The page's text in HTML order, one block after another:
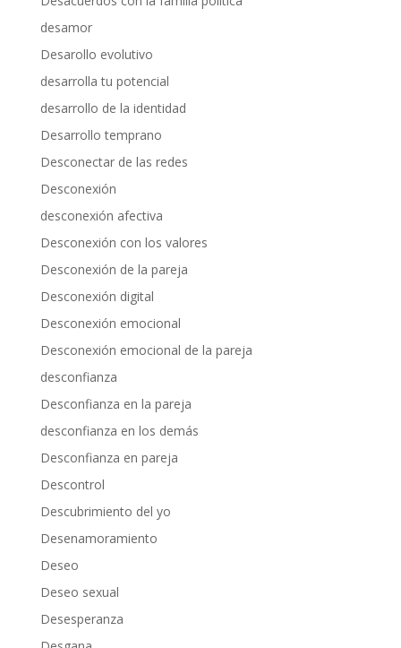
desamor
Desarollo evolutivo
desarrolla tu potencial
desarrollo de la identidad
Desarrollo temprano
Desconectar de las redes
Desconexión
desconexión afectiva
Desconexión con los valores
Desconexión de la pareja
Desconexión digital
Desconexión emocional
Desconexión emocional de la pareja
desconfianza
Desconfianza en la pareja
desconfianza en los demás
Desconfianza en pareja
Descontrol
Descubrimiento del yo
Desenamoramiento
Deseo
Deseo sexual
Desesperanza